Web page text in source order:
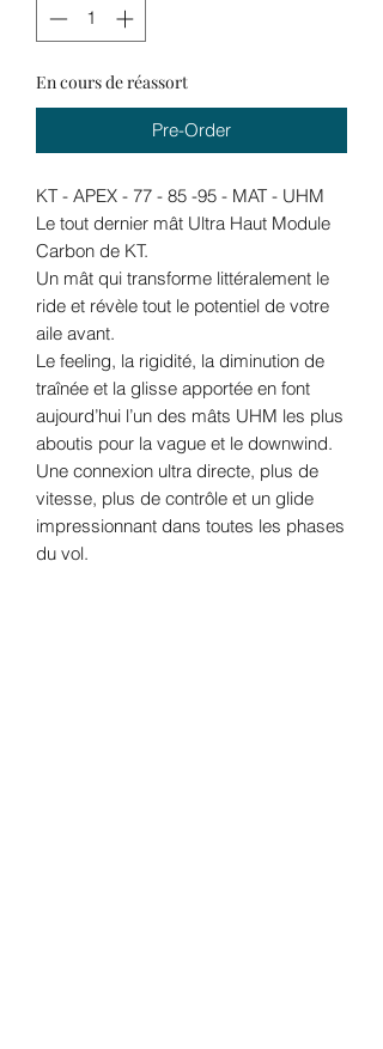
En cours de réassort
Pre-Order
KT - APEX - 77 - 85 -95 - MAT - UHM
Le tout dernier mât Ultra Haut Module
Carbon de KT.
Un mât qui transforme littéralement le
ride et révèle tout le potentiel de votre
aile avant.
Le feeling, la rigidité, la diminution de
traînée et la glisse apportée en font
aujourd’hui l’un des mâts UHM les plus
aboutis pour la vague et le downwind.
Une connexion ultra directe, plus de
vitesse, plus de contrôle et un glide
impressionnant dans toutes les phases
du vol.